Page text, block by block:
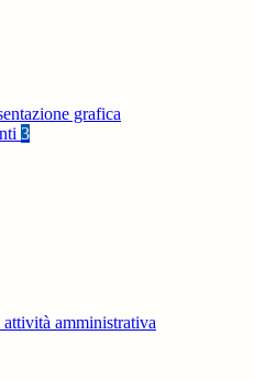
grafica
3
amministrativa